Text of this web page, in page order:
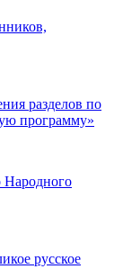
разделов по
программу»
Народного
русское